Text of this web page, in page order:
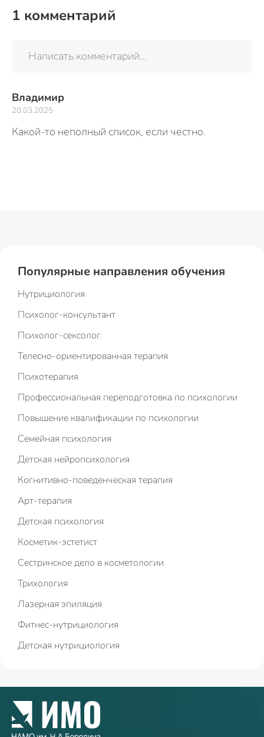
1 комментарий
Написать комментарий...
Владимир
20.03.2025
Какой-то неполный список, если честно.
Популярные направления обучения
Нутрициология
Психолог-консультант
Психолог-сексолог
Телесно-ориентированная терапия
Психотерапия
Профессиональная переподготовка по психологии
Повышение квалификации по психологии
Семейная психология
Детская нейропсихология
Когнитивно-поведенческая терапия
Арт-терапия
Детская психология
Косметик-эстетист
Сестринское дело в косметологии
Трихология
Лазерная эпиляция
Фитнес-нутрициология
Детская нутрициология